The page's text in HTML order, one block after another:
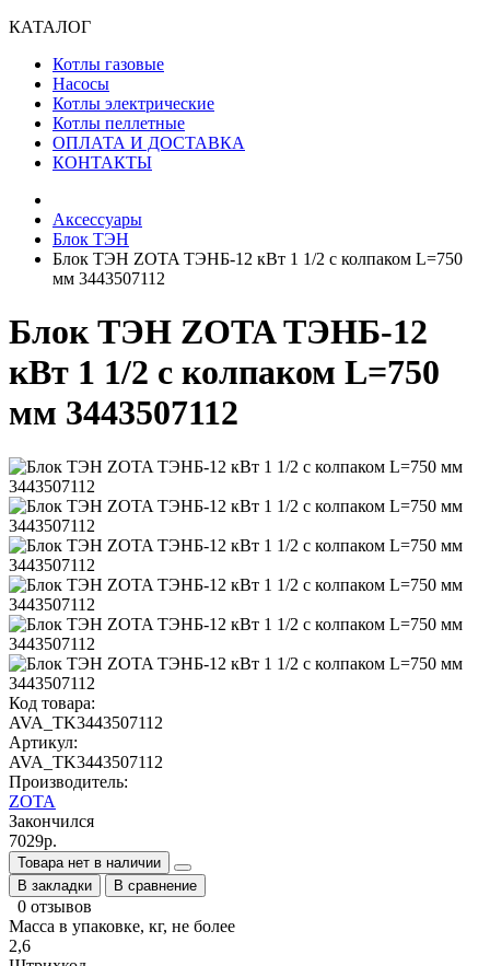
КАТАЛОГ
Котлы газовые
Насосы
Котлы электрические
Котлы пеллетные
ОПЛАТА И ДОСТАВКА
КОНТАКТЫ
Аксессуары
Блок ТЭН
Блок ТЭН ZOTA ТЭНБ-12 кВт 1 1/2 с колпаком L=750
мм 3443507112
Блок ТЭН ZOTA ТЭНБ-12
кВт 1 1/2 с колпаком L=750
мм 3443507112
Код товара:
AVA_TK3443507112
Артикул:
AVA_TK3443507112
Производитель:
ZOTA
Закончился
7029р.
Товара нет в наличии
В закладки
В сравнение
0 отзывов
Масса в упаковке, кг, не более
2,6